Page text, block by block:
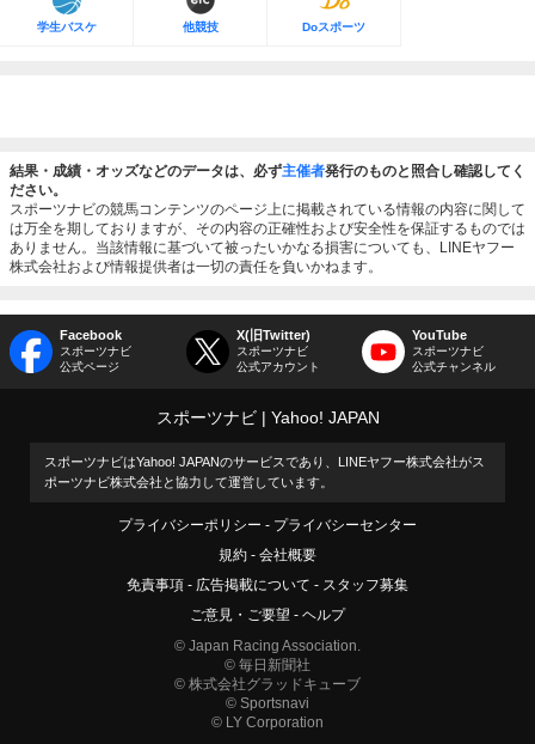
学生バスケ 他競技 Doスポーツ
結果・成績・オッズなどのデータは、必ず主催者発行のものと照合し確認してく
ださい。
スポーツナビの競馬コンテンツのページ上に掲載されている情報の内容に関して
は万全を期しておりますが、その内容の正確性および安全性を保証するものでは
ありません。当該情報に基づいて被ったいかなる損害についても、LINEヤフー
株式会社および情報提供者は一切の責任を負いかねます。
Facebook
スポーツナビ
公式ページ
X(旧Twitter)
スポーツナビ
公式アカウント
YouTube
スポーツナビ
公式チャンネル
スポーツナビ Yahoo! JAPAN
スポーツナビはYahoo! JAPANのサービスであり、LINEヤフー株式会社がス
ポーツナビ株式会社と協力して運営しています。
プライバシーポリシー
プライバシーセンター
規約
会社概要
免責事項
広告掲載について
スタッフ募集
ご意見・ご要望
ヘルプ
© Japan Racing Association.
© 毎日新聞社
© 株式会社グラッドキューブ
© Sportsnavi
© LY Corporation